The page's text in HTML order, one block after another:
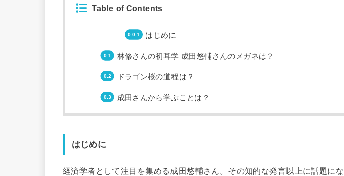
Table of Contents
はじめに
林修さんの初耳学 成田悠輔さんのメガネは？
ドラゴン桜の道程は？
成田さんから学ぶことは？
はじめに
経済学者として注目を集める成田悠輔さん。その知的な発言以上に話題に